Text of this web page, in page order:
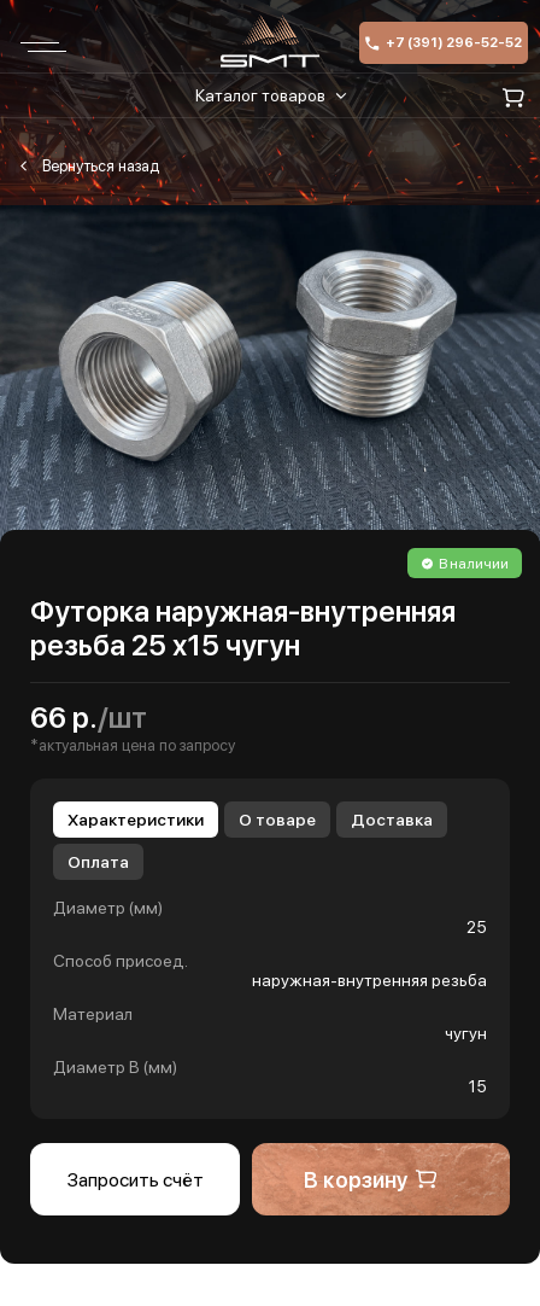
+7 (391) 296-52-52
Каталог товаров
В наличии
Футорка наружная-внутренняя
резьба 25 х15 чугун
66 р./шт
*актуальная цена по запросу
Характеристики О товаре Доставка
Оплата
Диаметр (мм)
25
Способ присоед.
наружная-внутренняя резьба
Материал
чугун
Диаметр B (мм)
15
Запросить счёт В корзину